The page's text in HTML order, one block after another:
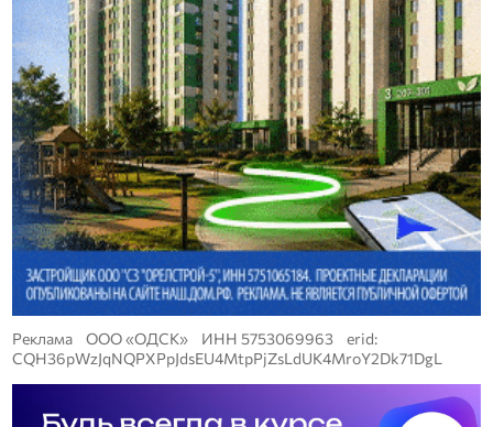
Реклама ООО «ОДСК» ИНН 5753069963 erid:
CQH36pWzJqNQPXPpJdsEU4MtpPjZsLdUK4MroY2Dk71DgL